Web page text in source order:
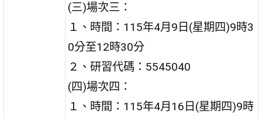
(三)場次三：
１、時間：115年4月9日(星期四)9時3
0分至12時30分
２、研習代碼：5545040
(四)場次四：
１、時間：115年4月16日(星期四)9時